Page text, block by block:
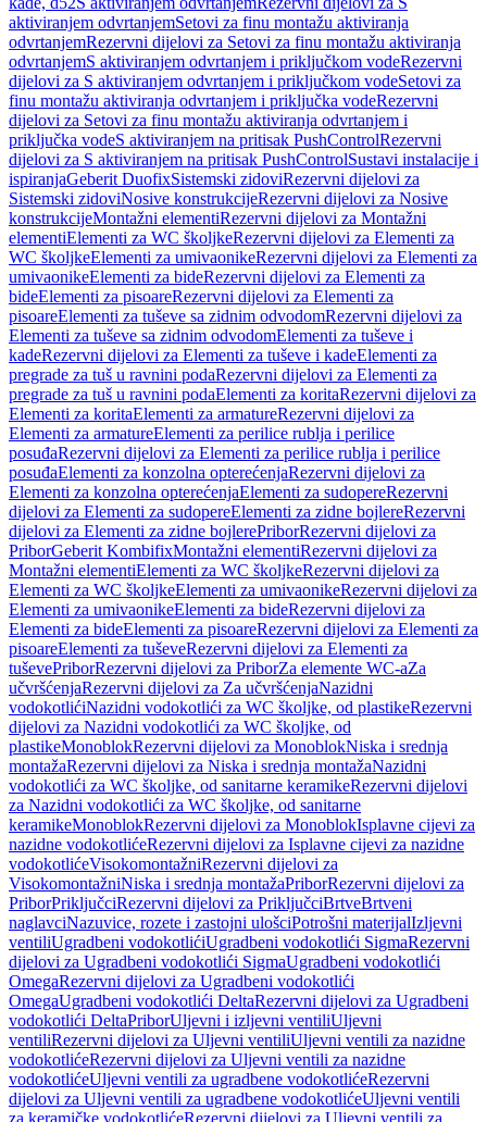
aktiviranjem odvrtanjemSetovi za finu montažu aktiviranja
odvrtanjemRezervni dijelovi za Setovi za finu montažu aktiviranja
odvrtanjemS aktiviranjem odvrtanjem i priključkom vodeRezervni
dijelovi za S aktiviranjem odvrtanjem i priključkom vodeSetovi za
finu montažu aktiviranja odvrtanjem i priključka vodeRezervni
dijelovi za Setovi za finu montažu aktiviranja odvrtanjem i
priključka vodeS aktiviranjem na pritisak PushControlRezervni
dijelovi za S aktiviranjem na pritisak PushControlSustavi instalacije i
ispiranjaGeberit DuofixSistemski zidoviRezervni dijelovi za
Sistemski zidoviNosive konstrukcijeRezervni dijelovi za Nosive
konstrukcijeMontažni elementiRezervni dijelovi za Montažni
elementiElementi za WC školjkeRezervni dijelovi za Elementi za
WC školjkeElementi za umivaonikeRezervni dijelovi za Elementi za
umivaonikeElementi za bideRezervni dijelovi za Elementi za
bideElementi za pisoareRezervni dijelovi za Elementi za
pisoareElementi za tuševe sa zidnim odvodomRezervni dijelovi za
Elementi za tuševe sa zidnim odvodomElementi za tuševe i
kadeRezervni dijelovi za Elementi za tuševe i kadeElementi za
pregrade za tuš u ravnini podaRezervni dijelovi za Elementi za
pregrade za tuš u ravnini podaElementi za koritaRezervni dijelovi za
Elementi za koritaElementi za armatureRezervni dijelovi za
Elementi za armatureElementi za perilice rublja i perilice
posuđaRezervni dijelovi za Elementi za perilice rublja i perilice
posuđaElementi za konzolna opterećenjaRezervni dijelovi za
Elementi za konzolna opterećenjaElementi za sudopereRezervni
dijelovi za Elementi za sudopereElementi za zidne bojlereRezervni
dijelovi za Elementi za zidne bojlerePriborRezervni dijelovi za
PriborGeberit KombifixMontažni elementiRezervni dijelovi za
Montažni elementiElementi za WC školjkeRezervni dijelovi za
Elementi za WC školjkeElementi za umivaonikeRezervni dijelovi za
Elementi za umivaonikeElementi za bideRezervni dijelovi za
Elementi za bideElementi za pisoareRezervni dijelovi za Elementi za
pisoareElementi za tuševeRezervni dijelovi za Elementi za
tuševePriborRezervni dijelovi za PriborZa elemente WC-aZa
učvršćenjaRezervni dijelovi za Za učvršćenjaNazidni
vodokotlićiNazidni vodokotlići za WC školjke, od plastikeRezervni
dijelovi za Nazidni vodokotlići za WC školjke, od
plastikeMonoblokRezervni dijelovi za MonoblokNiska i srednja
montažaRezervni dijelovi za Niska i srednja montažaNazidni
vodokotlići za WC školjke, od sanitarne keramikeRezervni dijelovi
za Nazidni vodokotlići za WC školjke, od sanitarne
keramikeMonoblokRezervni dijelovi za MonoblokIsplavne cijevi za
nazidne vodokotlićeRezervni dijelovi za Isplavne cijevi za nazidne
vodokotlićeVisokomontažniRezervni dijelovi za
VisokomontažniNiska i srednja montažaPriborRezervni dijelovi za
PriborPriključciRezervni dijelovi za PriključciBrtveBrtveni
naglavciNazuvice, rozete i zastojni ulošciPotrošni materijalIzljevni
ventiliUgradbeni vodokotlićiUgradbeni vodokotlići SigmaRezervni
dijelovi za Ugradbeni vodokotlići SigmaUgradbeni vodokotlići
OmegaRezervni dijelovi za Ugradbeni vodokotlići
OmegaUgradbeni vodokotlići DeltaRezervni dijelovi za Ugradbeni
vodokotlići DeltaPriborUljevni i izljevni ventiliUljevni
ventiliRezervni dijelovi za Uljevni ventiliUljevni ventili za nazidne
vodokotlićeRezervni dijelovi za Uljevni ventili za nazidne
vodokotlićeUljevni ventili za ugradbene vodokotlićeRezervni
dijelovi za Uljevni ventili za ugradbene vodokotlićeUljevni ventili
za keramičke vodokotlićeRezervni dijelovi za Uljevni ventili za